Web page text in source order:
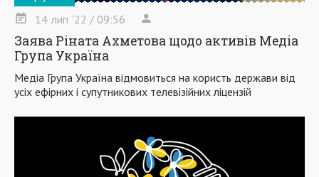
14 лип '22 / 09:56
Заява Ріната Ахметова щодо активів Медіа
Група Україна
Медіа Група Україна відмовиться на користь держави від
усіх ефірних і супутникових телевізійних ліцензій